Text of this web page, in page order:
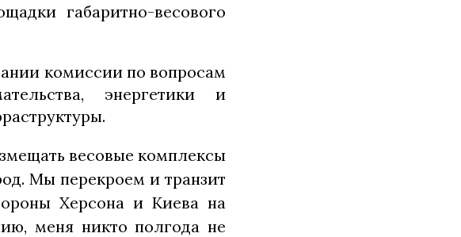
габаритно-весового
комиссии по вопросам
энергетики и
весовые комплексы
Мы перекроем и транзит
Херсона и Киева на
меня никто полгода не